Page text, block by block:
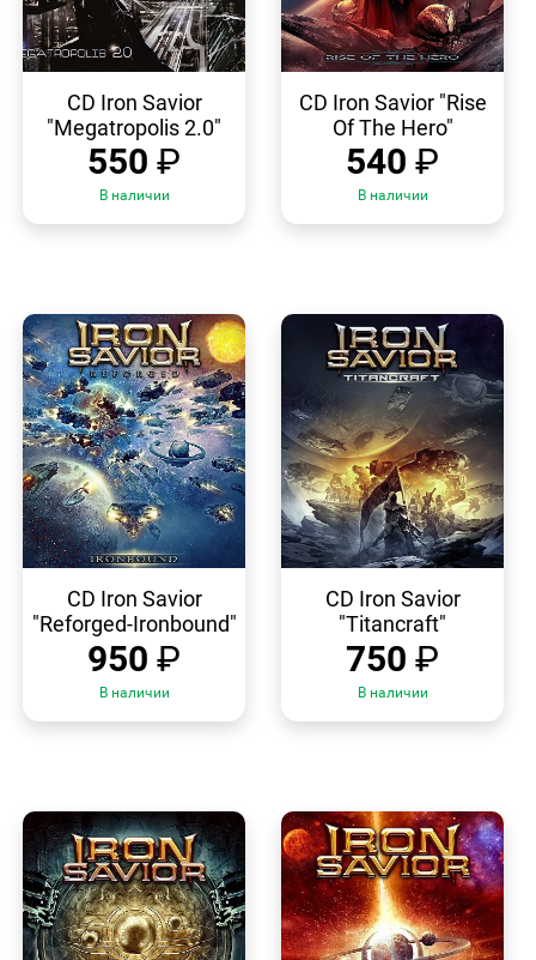
ПРОСМОТР
CD Iron Savior
"Megatropolis 2.0"
550 ₽
В наличии
ПРОСМОТР
CD Iron Savior "Rise
Of The Hero"
540 ₽
В наличии
ПРОСМОТР
CD Iron Savior
"Reforged-Ironbound"
950 ₽
В наличии
ПРОСМОТР
CD Iron Savior
"Titancraft"
750 ₽
В наличии